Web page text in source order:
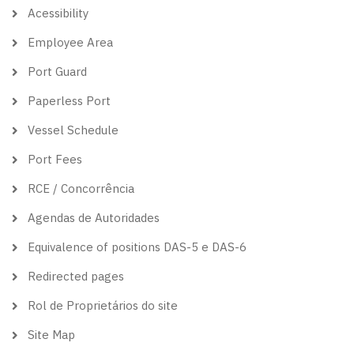
Acessibility
Employee Area
Port Guard
Paperless Port
Vessel Schedule
Port Fees
RCE / Concorrência
Agendas de Autoridades
Equivalence of positions DAS-5 e DAS-6
Redirected pages
Rol de Proprietários do site
Site Map